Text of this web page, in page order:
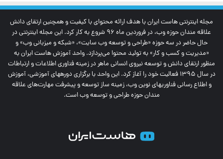
مجله اینترنتی‌ هاست ایران با هدف ارائه محتوای با کیفیت و همچنین ارتقای دانش
علاقه مندان حوزه وب، در فروردین ماه 96 شروع به کار کرد. این مجله اینترنتی در
حال حاضر در سه حوزه «طراحی و توسعه وب سایت»، «شبکه و میزبانی وب» و
«مدیریت و کسب و کار» به تولید محتوا می‌پردازد. واحد آموزش هاست ایران به
منظور ارتقای دانش و توسعه نیروی انسانی ماهر در زمینه فناوری اطلاعات و ارتباطات
در سال 1395 فعالیت خود را آغاز کرد. این واحد با برگزاری دوره‎های آموزشی، آموزش
و اطلاع رسانی فناوری‎های نوین وب، زمینه ساز توسعه و پیشرفت مهارت‌های علاقه
مندان حوزه طراحی و توسعه وب است.